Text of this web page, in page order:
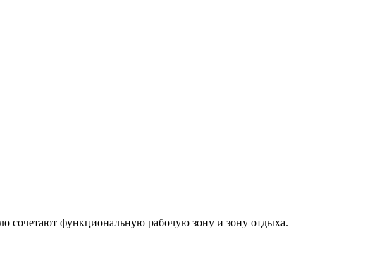
сочетают функциональную рабочую зону и зону отдыха.